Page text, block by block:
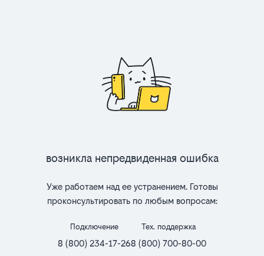
Возникла непредвиденная ошибка
Уже работаем над ее устранением. Готовы
проконсультировать по любым вопросам:
Подключение
8 (800) 234-17-26
Тех. поддержка
8 (800) 700-80-00